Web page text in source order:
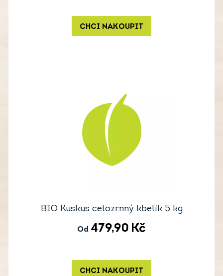
CHCI NAKOUPIT
BIO Kuskus celozrnný kbelík 5 kg
Od 479,90 Kč
CHCI NAKOUPIT